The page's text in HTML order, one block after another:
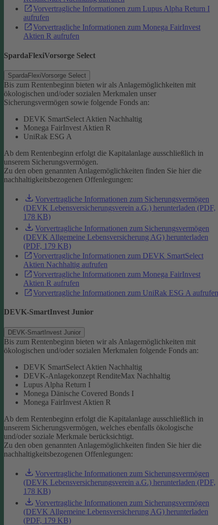
Vorvertragliche Informationen zum Lupus Alpha Return I
aufrufen
Vorvertragliche Informationen zum Monega FairInvest
Aktien R aufrufen
SpardaFlexiVorsorge Select
SpardaFlexiVorsorge Select
Bis zum Rentenbeginn bieten wir als Anlagemöglichkeiten mit
ökologischen und/oder sozialen Merkmalen unser
Sicherungsvermögen sowie folgende Fonds an:
DEVK SmartSelect Aktien Nachhaltig
Monega FairInvest Aktien R
UniRak ESG A
Ab dem Rentenbeginn erfolgt die Kapitalanlage ausschließlich in
unserem Sicherungsvermögen.
Zu den oben genannten Anlagemöglichkeiten finden Sie hier die
nachhaltigkeitsbezogenen Offenlegungen:
Vorvertragliche Informationen zum Sicherungsvermögen
(DEVK Lebensversicherungsverein a.G.) herunterladen (PDF,
178 KB)
Vorvertragliche Informationen zum Sicherungsvermögen
(DEVK Allgemeine Lebensversicherung AG) herunterladen
(PDF, 179 KB)
Vorvertragliche Informationen zum DEVK SmartSelect
Aktien Nachhaltig aufrufen
Vorvertragliche Informationen zum Monega FairInvest
Aktien R aufrufen
Vorvertragliche Informationen zum UniRak ESG A aufrufen
DEVK-SmartInvest Junior
DEVK-SmartInvest Junior
Bis zum Rentenbeginn bieten wir als Anlagemöglichkeiten mit
ökologischen und/oder sozialen Merkmalen folgende Fonds an:
DEVK SmartSelect Aktien Nachhaltig
DEVK-Anlagekonzept RenditeMax Nachhaltig
Lupus Alpha Return I
Monega Dänische Covered Bonds I
Monega FairInvest Aktien R
Ab dem Rentenbeginn erfolgt die Kapitalanlage ausschließlich in
unserem Sicherungsvermögen, welches ebenfalls ökologische
und/oder soziale Merkmale berücksichtigt.
Zu den oben genannten Anlagemöglichkeiten finden Sie hier die
nachhaltigkeitsbezogenen Offenlegungen:
Vorvertragliche Informationen zum Sicherungsvermögen
(DEVK Lebensversicherungsverein a.G.) herunterladen (PDF,
178 KB)
Vorvertragliche Informationen zum Sicherungsvermögen
(DEVK Allgemeine Lebensversicherung AG) herunterladen
(PDF, 179 KB)